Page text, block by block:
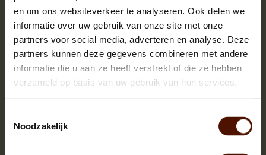
en om ons websiteverkeer te analyseren. Ook delen we
informatie over uw gebruik van onze site met onze
partners voor social media, adverteren en analyse. Deze
partners kunnen deze gegevens combineren met andere
informatie die u aan ze heeft verstrekt of die ze hebben
verzameld op basis van uw gebruik van hun services.
Noodzakelijk